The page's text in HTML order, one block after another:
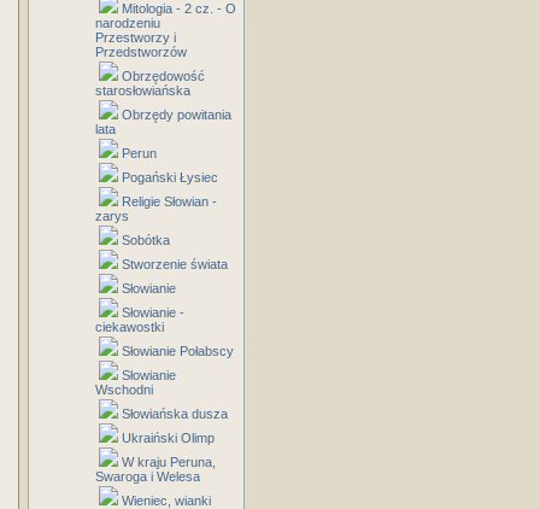
Mitologia - 2 cz. - O
narodzeniu
Przestworzy i
Przedstworzów
Obrzędowość
starosłowiańska
Obrzędy powitania
lata
Perun
Pogański Łysiec
Religie Słowian -
zarys
Sobótka
Stworzenie świata
Słowianie
Słowianie -
ciekawostki
Słowianie Połabscy
Słowianie
Wschodni
Słowiańska dusza
Ukraiński Olimp
W kraju Peruna,
Swaroga i Welesa
Wieniec, wianki